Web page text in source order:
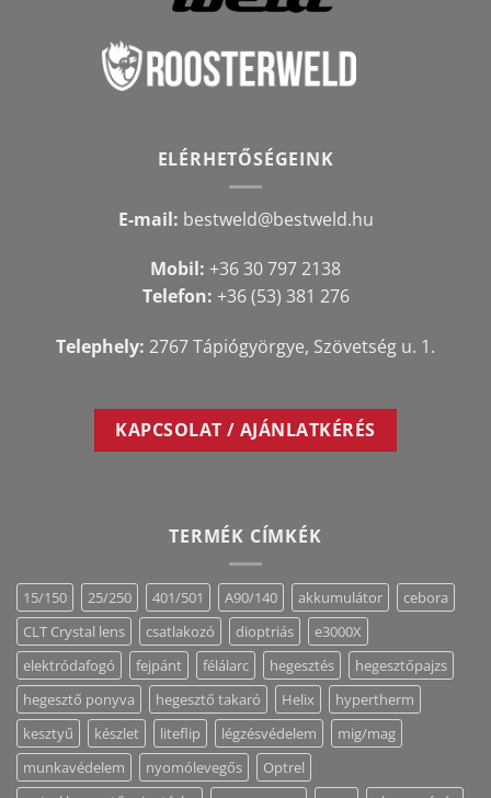
ELÉRHETŐSÉGEINK
E-mail: bestweld@bestweld.hu
Mobil: +36 30 797 2138
Telefon: +36 (53) 381 276
Telephely: 2767 Tápiógyörgye, Szövetség u. 1.
KAPCSOLAT / AJÁNLATKÉRÉS
TERMÉK CÍMKÉK
15/150 25/250 401/501 A90/140 akkumulátor
cebora
CLT Crystal lens
csatlakozó dioptriás
e3000X
elektródafogó
fejpánt félálarc hegesztés
hegesztőpajzs
hegesztő ponyva
hegesztő takaró Helix
hypertherm
kesztyű
készlet liteflip légzésvédelem
mig/mag
munkavédelem
nyomólevegős
Optrel